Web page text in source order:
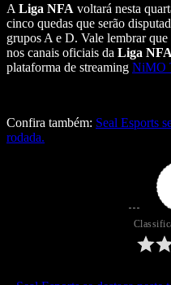
A Liga NFA voltará nesta
cinco quedas que serão
grupos A e D. Vale lembrar que
nos canais oficiais da Liga NFA
plataforma de streaming NiMO
Confira também: Seal Esports
rodada.